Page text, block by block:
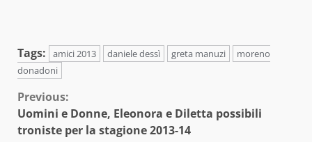
Tags: amici 2013 daniele dessì greta manuzi
moreno
donadoni
Continue
Reading
Previous:
Uomini e Donne, Eleonora e Diletta possibili
troniste per la stagione 2013-14